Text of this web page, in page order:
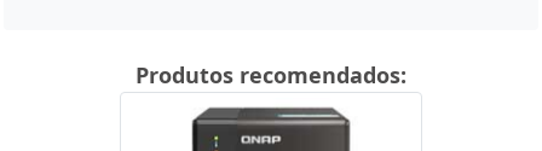
Produtos recomendados: